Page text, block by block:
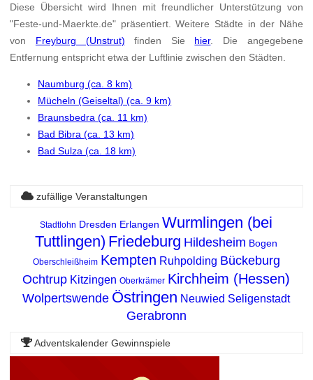
Diese Übersicht wird Ihnen mit freundlicher Unterstützung von
"Feste-und-Maerkte.de" präsentiert. Weitere Städte in der Nähe
von Freyburg (Unstrut) finden Sie hier. Die angegebene
Entfernung entspricht etwa der Luftlinie zwischen den Städten.
Naumburg (ca. 8 km)
Mücheln (Geiseltal) (ca. 9 km)
Braunsbedra (ca. 11 km)
Bad Bibra (ca. 13 km)
Bad Sulza (ca. 18 km)
zufällige Veranstaltungen
Stadtlohn Dresden Erlangen Wurmlingen (bei
Tuttlingen) Friedeburg Hildesheim Bogen
Oberschleißheim Kempten Ruhpolding Bückeburg
Ochtrup Kitzingen Oberkrämer Kirchheim (Hessen)
Wolpertswende Östringen Neuwied Seligenstadt
Gerabronn
Adventskalender Gewinnspiele